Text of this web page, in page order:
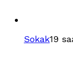
Sokak19